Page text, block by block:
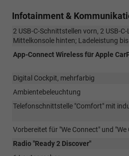
Infotainment &
2 USB-C-Schnittstellen vorn, 2 USB-
Mittelkonsole hinten; Ladeleistung
App-Connect Wireless für Apple
Digital Cockpit, mehrfarbig
Ambientebeleuchtung
Telefonschnittstelle "Comfort" mit
Vorbereitet für "We Connect" und "We
Radio "Ready 2 Discover"